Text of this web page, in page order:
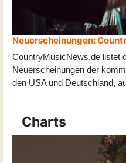
Neuerscheinungen:
CountryMusicNews.de listet
Neuerscheinungen der
den USA und Deutschland,
Charts